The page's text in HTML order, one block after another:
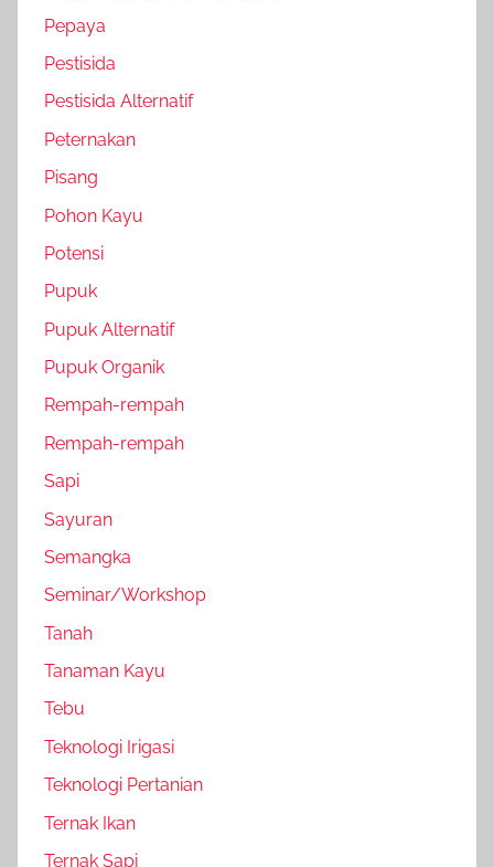
Pepaya
Pestisida
Pestisida Alternatif
Peternakan
Pisang
Pohon Kayu
Potensi
Pupuk
Pupuk Alternatif
Pupuk Organik
Rempah-rempah
Rempah-rempah
Sapi
Sayuran
Semangka
Seminar/Workshop
Tanah
Tanaman Kayu
Tebu
Teknologi Irigasi
Teknologi Pertanian
Ternak Ikan
Ternak Sapi